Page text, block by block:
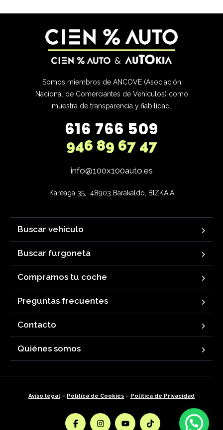
Somos miembros de ANCOVE (Asociación
Nacional de Comerciantes de Vehículos) como
muestra de transparencia y fiabilidad.
616 766 509
946 89 67 47
info@100x100auto.es
Kareaga 35,  48903 Barakaldo, BIZKAIA
Buscar vehículo
Buscar furgoneta
Compramos tu coche
Preguntas frecuentes
Contacto
Quiénes somos
Aviso legal – Política de Cookies – Política de Privacidad